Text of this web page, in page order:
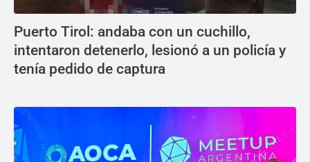
Puerto Tirol: andaba con un cuchillo,
intentaron detenerlo, lesionó a un policía y
tenía pedido de captura